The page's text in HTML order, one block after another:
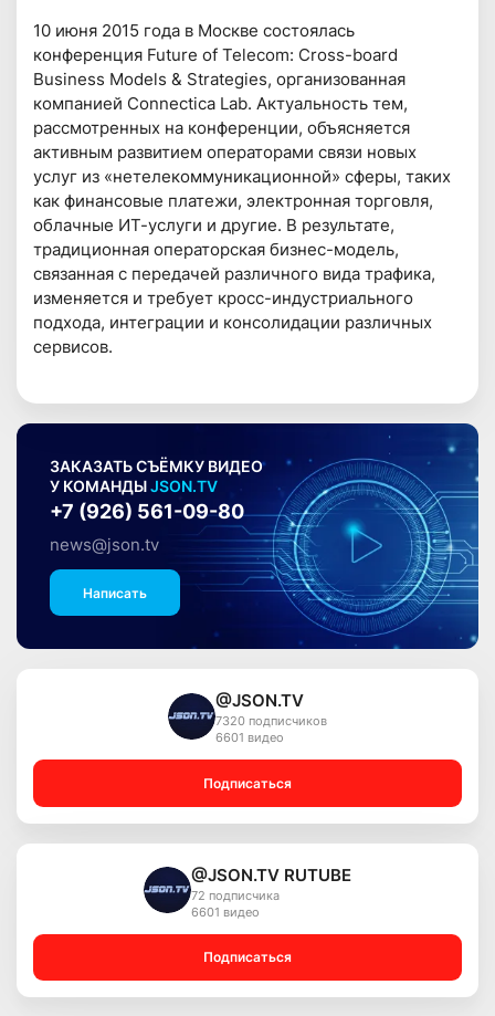
10 июня 2015 года в Москве состоялась
конференция Future of Telecom: Cross-board
Business Models & Strategies, организованная
компанией Connectica Lab. Актуальность тем,
рассмотренных на конференции, объясняется
активным развитием операторами связи новых
услуг из «нетелекоммуникационной» сферы, таких
как финансовые платежи, электронная торговля,
облачные ИТ-услуги и другие. В результате,
традиционная операторская бизнес-модель,
связанная с передачей различного вида трафика,
изменяется и требует кросс-индустриального
подхода, интеграции и консолидации различных
сервисов.
ЗАКАЗАТЬ СЪЁМКУ ВИДЕО
У КОМАНДЫJSON.TV
+7 (926) 561-09-80
news@json.tv
Написать
@JSON.TV
7320 подписчиков
6601 видео
Подписаться
@JSON.TV RUTUBE
72 подписчика
6601 видео
Подписаться